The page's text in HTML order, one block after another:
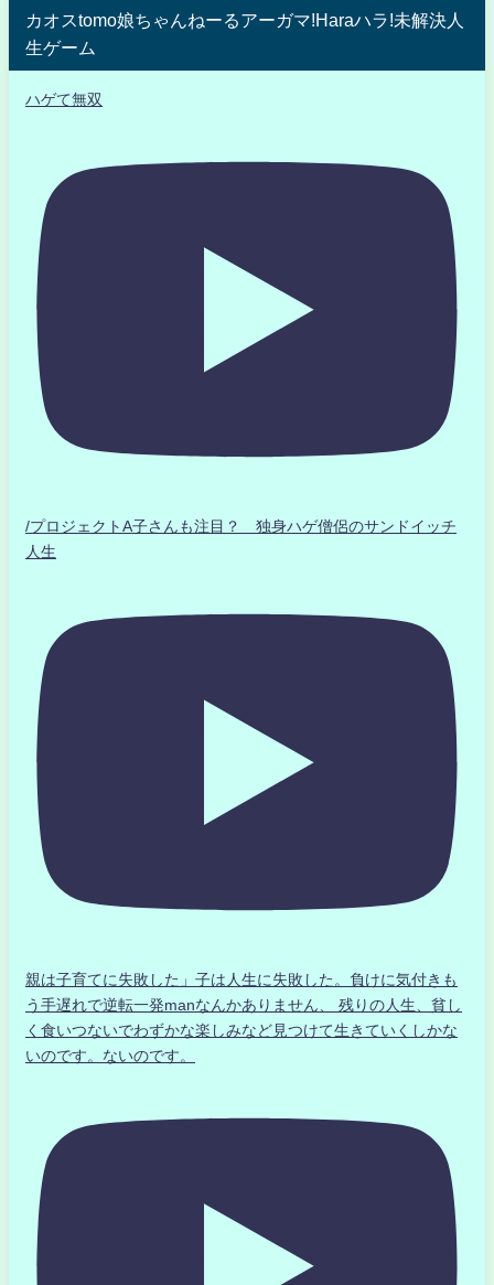
カオスtomo娘ちゃんねーるアーガマ!Haraハラ!未解決人
生ゲーム
ハゲて無双
/プロジェクトA子さんも注目？ 独身ハゲ僧侶のサンドイッチ
人生
親は子育てに失敗した」子は人生に失敗した。負けに気付きも
う手遅れで逆転一発manなんかありません、 残りの人生、貧し
く食いつないでわずかな楽しみなど見つけて生きていくしかな
いのです。ないのです。